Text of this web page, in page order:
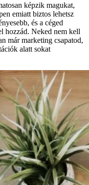
képzik magukat,
emiatt biztos lehetsz
és a céged
hozzád. Neked nem kell
már marketing csapatod,
alatt sokat